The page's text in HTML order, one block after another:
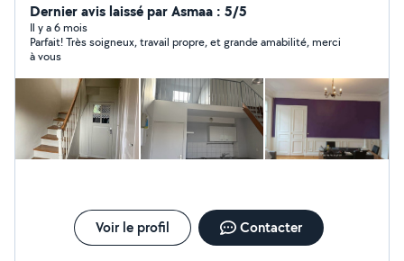
Entreprise de peinture Artisan peintre professionnel
avec 11 ans d'expérience, spécialisé dans la rénovation
intérieure et extérieure. Travail soigné, respect des
délais et finitions de haute qualité. Je vous garantis un
travail soigné, impeccable et durable, réalisé avec détail
et avec du matériel professionnel complet, avec l'appui
de mon équipe. Mes engagements : Travail détaillé
Finitions de haute qualité Résultat élégant et
harmonieux Intervention rapide et professionnelle Devis
Dernier avis laissé par Asmaa : 5/5
Il y a 6 mois
Parfait! Très soigneux, travail propre, et grande amabilité, merci
à vous
Voir le profil Contacter